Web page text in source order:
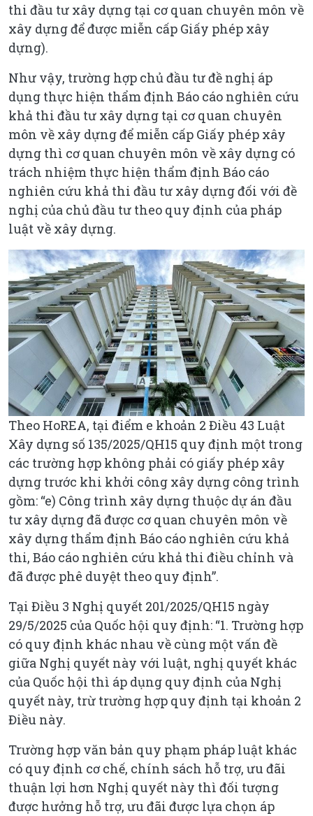
thi đầu tư xây dựng tại cơ quan chuyên môn về
xây dựng để được miễn cấp Giấy phép xây
dựng).
Như vậy, trường hợp chủ đầu tư đề nghị áp
dụng thực hiện thẩm định Báo cáo nghiên cứu
khả thi đầu tư xây dựng tại cơ quan chuyên
môn về xây dựng để miễn cấp Giấy phép xây
dựng thì cơ quan chuyên môn về xây dựng có
trách nhiệm thực hiện thẩm định Báo cáo
nghiên cứu khả thi đầu tư xây dựng đối với đề
nghị của chủ đầu tư theo quy định của pháp
luật về xây dựng.
Theo HoREA, tại điểm e khoản 2 Điều 43 Luật
Xây dựng số 135/2025/QH15 quy định một trong
các trường hợp không phải có giấy phép xây
dựng trước khi khởi công xây dựng công trình
gồm: “e) Công trình xây dựng thuộc dự án đầu
tư xây dựng đã được cơ quan chuyên môn về
xây dựng thẩm định Báo cáo nghiên cứu khả
thi, Báo cáo nghiên cứu khả thi điều chỉnh và
đã được phê duyệt theo quy định”.
Tại Điều 3 Nghị quyết 201/2025/QH15 ngày
29/5/2025 của Quốc hội quy định: “1. Trường hợp
có quy định khác nhau về cùng một vấn đề
giữa Nghị quyết này với luật, nghị quyết khác
của Quốc hội thì áp dụng quy định của Nghị
quyết này, trừ trường hợp quy định tại khoản 2
Điều này.
Trường hợp văn bản quy phạm pháp luật khác
có quy định cơ chế, chính sách hỗ trợ, ưu đãi
thuận lợi hơn Nghị quyết này thì đối tượng
được hưởng hỗ trợ, ưu đãi được lựa chọn áp